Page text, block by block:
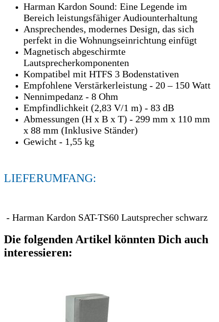
Harman Kardon Sound: Eine Legende im
Bereich leistungsfähiger Audiounterhaltung
Ansprechendes, modernes Design, das sich
perfekt in die Wohnungseinrichtung einfügt
Magnetisch abgeschirmte
Lautsprecherkomponenten
Kompatibel mit HTFS 3 Bodenstativen
Empfohlene Verstärkerleistung - 20 – 150 Watt
Nennimpedanz - 8 Ohm
Empfindlichkeit (2,83 V/1 m) - 83 dB
Abmessungen (H x B x T) - 299 mm x 110 mm
x 88 mm (Inklusive Ständer)
Gewicht - 1,55 kg
LIEFERUMFANG:
- Harman Kardon SAT-TS60 Lautsprecher schwarz
Die folgenden Artikel könnten Dich auch
interessieren: